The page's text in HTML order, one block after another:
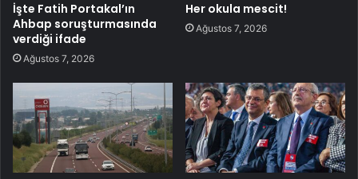
İşte Fatih Portakal’ın
Ahbap soruşturmasında
verdiği ifade
Ağustos 7, 2026
Her okula mescit!
Ağustos 7, 2026